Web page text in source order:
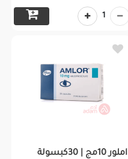
1
املور 10مج | 30كبسولة